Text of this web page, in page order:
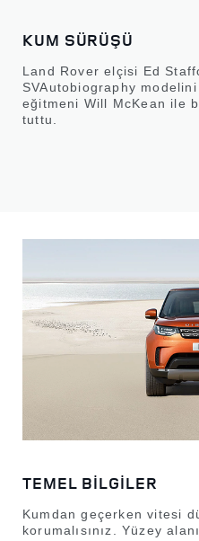
KUM SÜRÜŞÜ
Land Rover elçisi Ed
SVAutobiography
eğitmeni Will McKean ile
tuttu.
TEMEL BİLGİLER
Kumdan geçerken vitesi
korumalısınız. Yüzey